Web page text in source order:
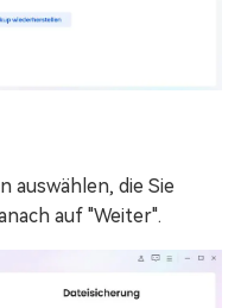
auswählen, die Sie
auf "Weiter".